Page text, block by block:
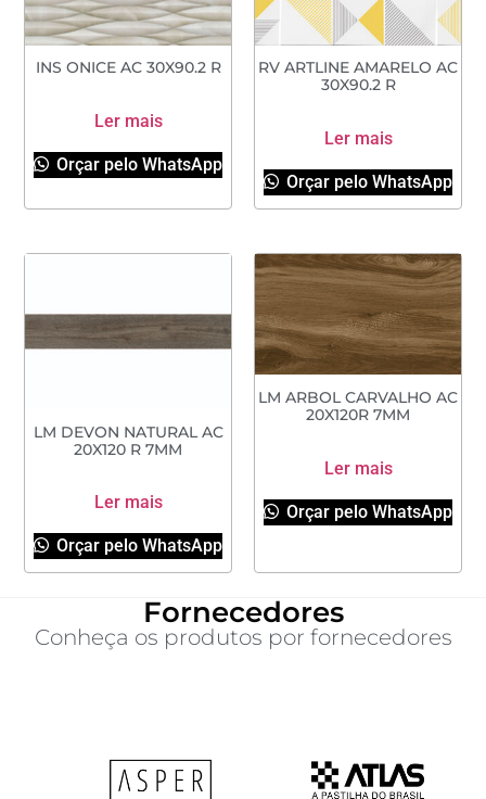
INS ONICE AC 30X90.2 R
Ler mais
Orçar pelo WhatsApp
RV ARTLINE AMARELO AC
30X90.2 R
Ler mais
Orçar pelo WhatsApp
LM DEVON NATURAL AC
20X120 R 7MM
Ler mais
Orçar pelo WhatsApp
LM ARBOL CARVALHO AC
20X120R 7MM
Ler mais
Orçar pelo WhatsApp
Fornecedores
Conheça os produtos por fornecedores